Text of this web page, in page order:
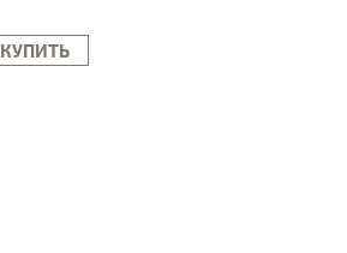
КУПИТЬ